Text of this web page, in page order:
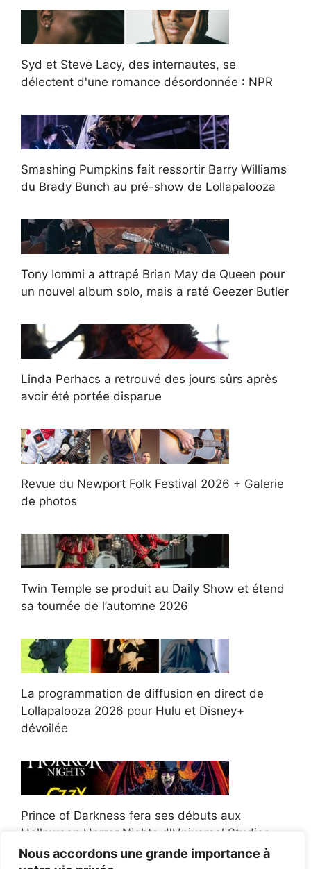
Nous accordons une grande importance à
Syd et Steve Lacy, des internautes, se
délectent d'une romance désordonnée : NPR
Smashing Pumpkins fait ressortir Barry Williams
du Brady Bunch au pré-show de Lollapalooza
Tony Iommi a attrapé Brian May de Queen pour
un nouvel album solo, mais a raté Geezer Butler
Linda Perhacs a retrouvé des jours sûrs après
avoir été portée disparue
Revue du Newport Folk Festival 2026 + Galerie
de photos
Twin Temple se produit au Daily Show et étend
sa tournée de l’automne 2026
La programmation de diffusion en direct de
Lollapalooza 2026 pour Hulu et Disney+
dévoilée
Prince of Darkness fera ses débuts aux
Halloween Horror Nights d'Universal Studios